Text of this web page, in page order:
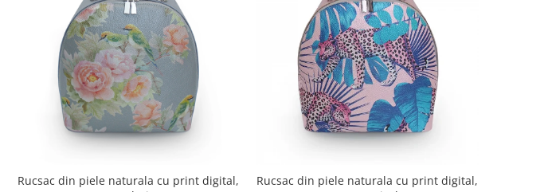
Rucsac din piele naturala cu print digital,
Rucsac din piele naturala cu print digital,